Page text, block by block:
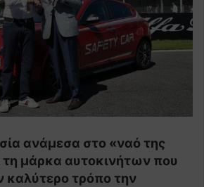
ανάμεσα στο «ναό της
τη μάρκα αυτοκινήτων που
καλύτερο τρόπο την